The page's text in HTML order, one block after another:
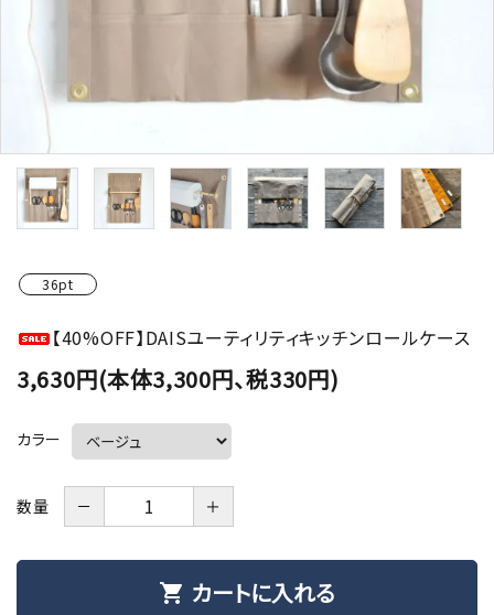
36pt
【40%OFF】DAISユーティリティキッチンロールケース
3,630円(本体3,300円、税330円)
カラー
数量 － ＋
shopping_cart カートに入れる